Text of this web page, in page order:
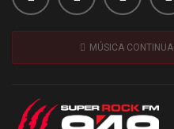
MÚSICA CONTINUA